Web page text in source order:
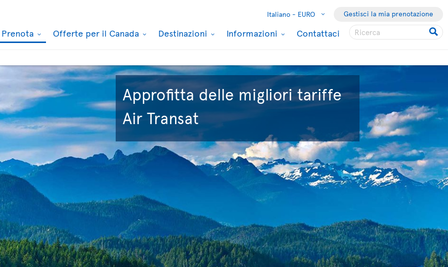
Italiano - EURO Gestisci la mia prenotazione
Prenota Offerte per il Canada Destinazioni Informazioni Contattaci
Approfitta delle migliori tariffe
Air Transat